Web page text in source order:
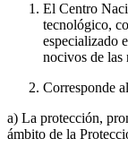
El Centro
tecnológico,
especializado
nocivos de las
Corresponde
a) La protección,
ámbito de la